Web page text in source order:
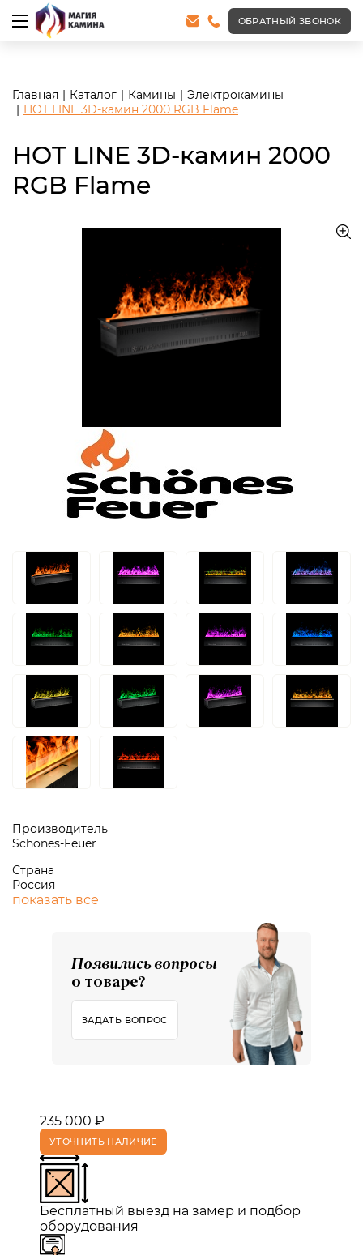
<meta name="robots" content="noindex, follow"/>
ОБРАТНЫЙ ЗВОНОК
Главная Каталог Камины
Электрокамины
HOT LINE 3D-камин 2000 RGB Flame
HOT LINE 3D-камин 2000
RGB Flame
Производитель
Schones-Feuer
Страна
Россия
показать все
Появились вопросы
о товаре?
ЗАДАТЬ ВОПРОС
235 000 ₽
УТОЧНИТЬ НАЛИЧИЕ
Бесплатный выезд на замер и подбор
оборудования